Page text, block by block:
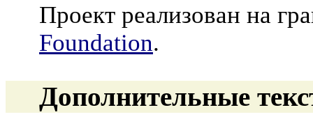
Проект реализован на
Foundation.
Дополнительные